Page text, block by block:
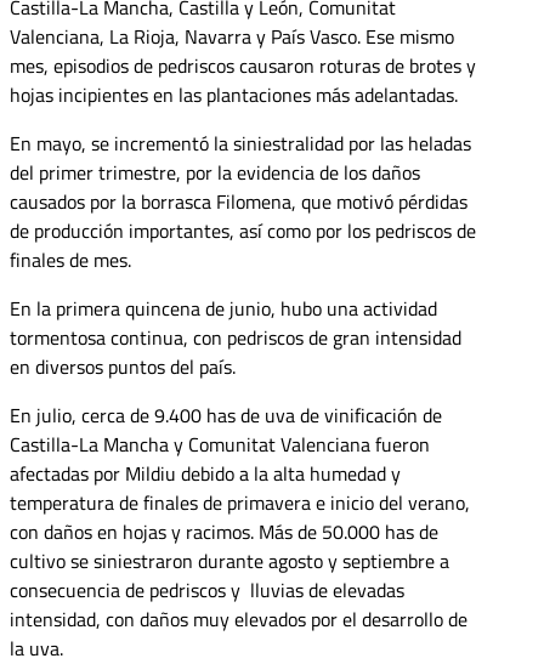
Castilla-La Mancha, Castilla y León, Comunitat
Valenciana, La Rioja, Navarra y País Vasco. Ese mismo
mes, episodios de pedriscos causaron roturas de brotes y
hojas incipientes en las plantaciones más adelantadas.
En mayo, se incrementó la siniestralidad por las heladas
del primer trimestre, por la evidencia de los daños
causados por la borrasca Filomena, que motivó pérdidas
de producción importantes, así como por los pedriscos de
finales de mes.
En la primera quincena de junio, hubo una actividad
tormentosa continua, con pedriscos de gran intensidad
en diversos puntos del país.
En julio, cerca de 9.400 has de uva de vinificación de
Castilla-La Mancha y Comunitat Valenciana fueron
afectadas por Mildiu debido a la alta humedad y
temperatura de finales de primavera e inicio del verano,
con daños en hojas y racimos. Más de 50.000 has de
cultivo se siniestraron durante agosto y septiembre a
consecuencia de pedriscos y lluvias de elevadas
intensidad, con daños muy elevados por el desarrollo de
la uva.